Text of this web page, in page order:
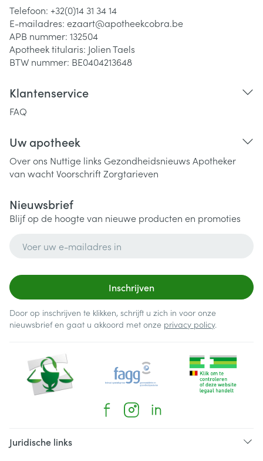
Telefoon: +32(0)14 31 34 14
E-mailadres: ezaart@apotheekcobra.be
APB nummer: 132504
Apotheek titularis: Jolien Taels
BTW nummer: BE0404213648
Klantenservice
FAQ
Uw apotheek
Over ons Nuttige links Gezondheidsnieuws Apotheker
van wachtVoorschriftZorgtarieven
Nieuwsbrief
Blijf op de hoogte van nieuwe producten en promoties
Inschrijven
Door op inschrijven te klikken, schrijft u zich in voor onze
nieuwsbrief en gaat u akkoord met onze privacy policy.
Juridische links